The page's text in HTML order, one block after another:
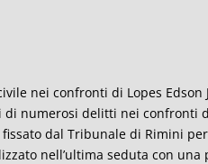
nei confronti di Lopes Edson
numerosi delitti nei confronti
dal Tribunale di Rimini
nell’ultima seduta con